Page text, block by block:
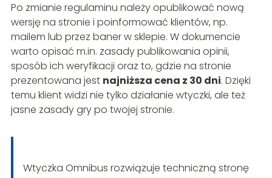
Po zmianie regulaminu należy opublikować nową
wersję na stronie i poinformować klientów, np.
mailem lub przez baner w sklepie. W dokumencie
warto opisać m.in. zasady publikowania opinii,
sposób ich weryfikacji oraz to, gdzie na stronie
prezentowana jest najniższa cena z 30 dni. Dzięki
temu klient widzi nie tylko działanie wtyczki, ale też
jasne zasady gry po twojej stronie.
Wtyczka Omnibus rozwiązuje techniczną stronę